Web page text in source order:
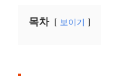
목차 보이기